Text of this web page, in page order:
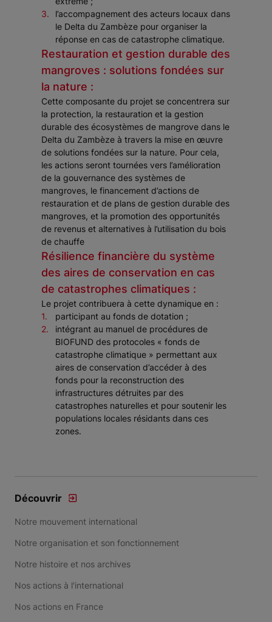
l’accompagnement des acteurs locaux dans
le Delta du Zambèze pour organiser la
réponse en cas de catastrophe climatique.
Restauration et gestion durable des
mangroves : solutions fondées sur
la nature :
Cette composante du projet se concentrera sur
la protection, la restauration et la gestion
durable des écosystèmes de mangrove dans le
Delta du Zambèze à travers la mise en œuvre
de solutions fondées sur la nature. Pour cela,
les actions seront tournées vers l’amélioration
de la gouvernance des systèmes de
mangroves, le financement d’actions de
restauration et de plans de gestion durable des
mangroves, et la promotion des opportunités
de revenus et alternatives à l’utilisation du bois
de chauffe
Résilience financière du système
des aires de conservation en cas
de catastrophes climatiques :
Le projet contribuera à cette dynamique en :
participant au fonds de dotation ;
intégrant au manuel de procédures de
BIOFUND des protocoles « fonds de
catastrophe climatique » permettant aux
aires de conservation d’accéder à des
fonds pour la reconstruction des
infrastructures détruites par des
catastrophes naturelles et pour soutenir les
populations locales résidants dans ces
zones.
Découvrir
Notre mouvement international
Notre organisation et son fonctionnement
Notre histoire et nos archives
Nos actions à l'international
Nos actions en France